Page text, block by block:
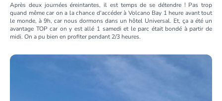
Après deux journées éreintantes, il est temps de se détendre ! Pas trop
quand même car on a la chance d'accéder à Volcano Bay 1 heure avant tout
le monde, à 9h, car nous dormons dans un hôtel Universal. Et, ça a été un
avantage TOP car on y est allé 1 samedi et le parc était bondé à partir de
midi. On a pu bien en profiter pendant 2/3 heures.